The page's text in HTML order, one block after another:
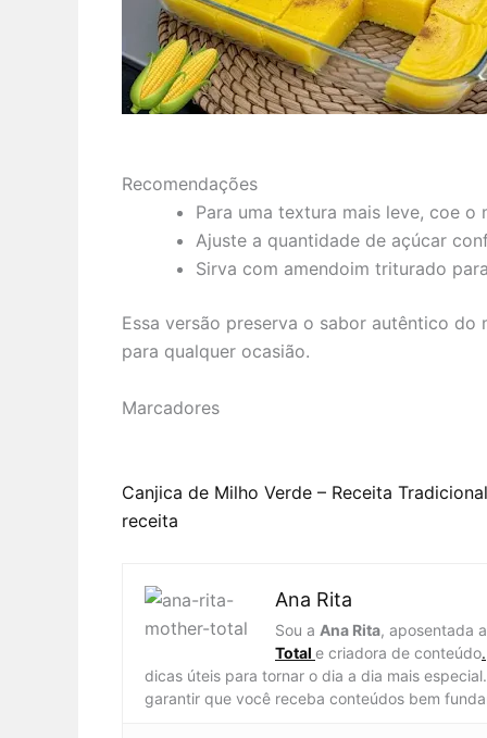
Recomendações
Para uma textura mais leve, coe o
Ajuste a quantidade de açúcar
Sirva com amendoim triturado
Essa versão preserva o sabor autêntico
para qualquer ocasião.
Marcadores
Canjica de Milho Verde – Receita
receita
Ana Rita
Sou a Ana Rita, aposentada
Total e criadora de conteúdo.
dicas úteis para tornar o dia a dia mais
garantir que você receba conteúdos bem